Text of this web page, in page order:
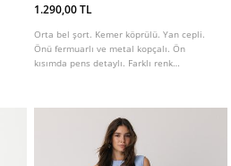
1.290,00 TL
Orta bel şort. Kemer köprülü. Yan cepli.
Önü fermuarlı ve metal kopçalı. Ön
kısımda pens detaylı. Farklı renk